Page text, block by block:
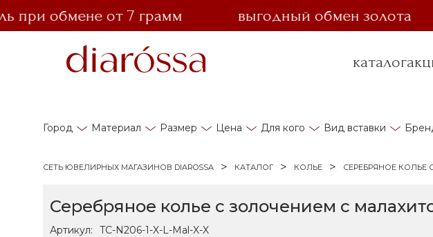
обмене от 7 грамм выгодный обмен золота
каталог
Город Материал Размер Цена Для кого Вид вставки
СЕТЬ ЮВЕЛИРНЫХ МАГАЗИНОВ DIAROSSA КАТАЛОГ КОЛЬЕ СЕРЕБРЯНОЕ
Серебряное колье с золочением с
Артикул: TC-N206-1-X-L-Mal-X-X